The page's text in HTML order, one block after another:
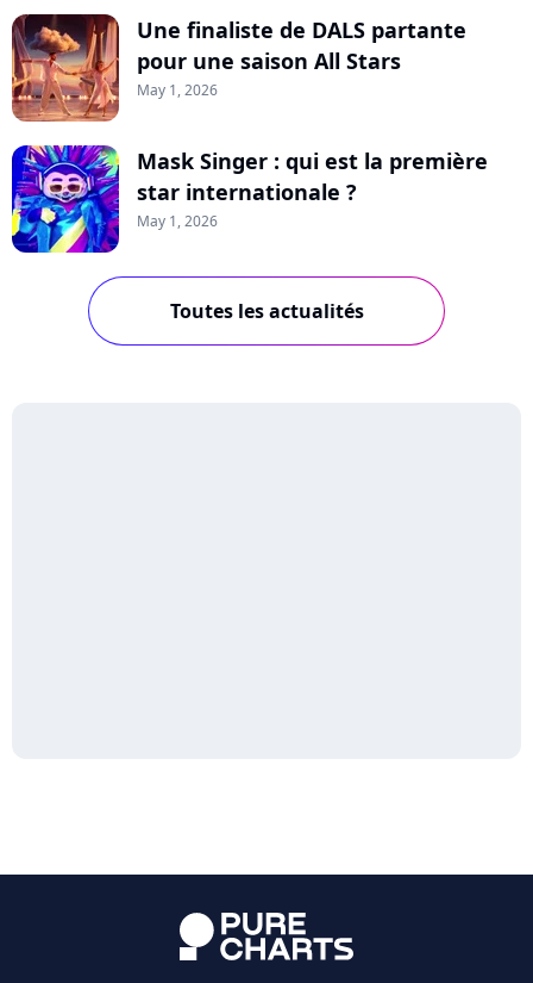
Une finaliste de DALS partante
pour une saison All Stars
May 1, 2026
Mask Singer : qui est la première
star internationale ?
May 1, 2026
Toutes les actualités